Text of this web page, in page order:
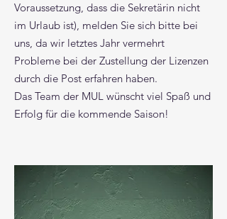
Voraussetzung, dass die Sekretärin nicht
im Urlaub ist), melden Sie sich bitte bei
uns, da wir letztes Jahr vermehrt
Probleme bei der Zustellung der Lizenzen
durch die Post erfahren haben.
Das Team der MUL wünscht viel Spaß und
Erfolg für die kommende Saison!